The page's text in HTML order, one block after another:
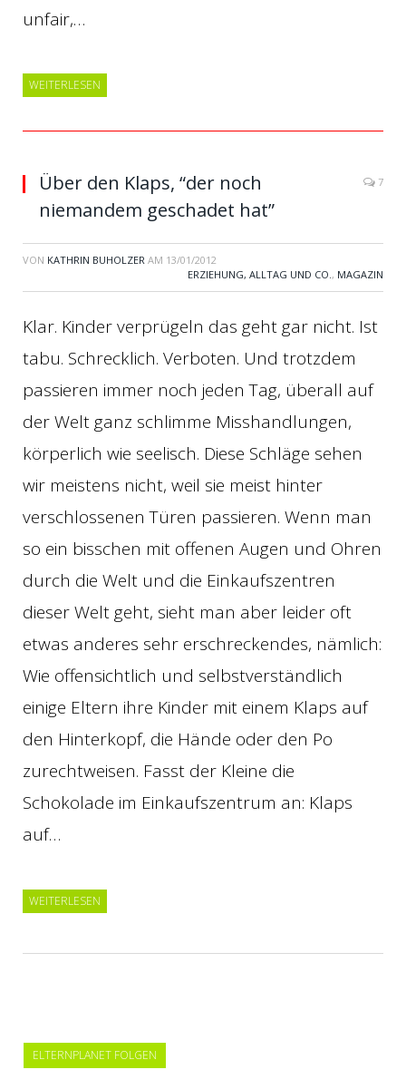
unfair,…
WEITERLESEN
Über den Klaps, “der noch
niemandem geschadet hat”
7
VON KATHRIN BUHOLZER AM 13/01/2012
ERZIEHUNG, ALLTAG UND CO., MAGAZIN
Klar. Kinder verprügeln das geht gar nicht. Ist
tabu. Schrecklich. Verboten. Und trotzdem
passieren immer noch jeden Tag, überall auf
der Welt ganz schlimme Misshandlungen,
körperlich wie seelisch. Diese Schläge sehen
wir meistens nicht, weil sie meist hinter
verschlossenen Türen passieren. Wenn man
so ein bisschen mit offenen Augen und Ohren
durch die Welt und die Einkaufszentren
dieser Welt geht, sieht man aber leider oft
etwas anderes sehr erschreckendes, nämlich:
Wie offensichtlich und selbstverständlich
einige Eltern ihre Kinder mit einem Klaps auf
den Hinterkopf, die Hände oder den Po
zurechtweisen. Fasst der Kleine die
Schokolade im Einkaufszentrum an: Klaps
auf…
WEITERLESEN
ELTERNPLANET FOLGEN